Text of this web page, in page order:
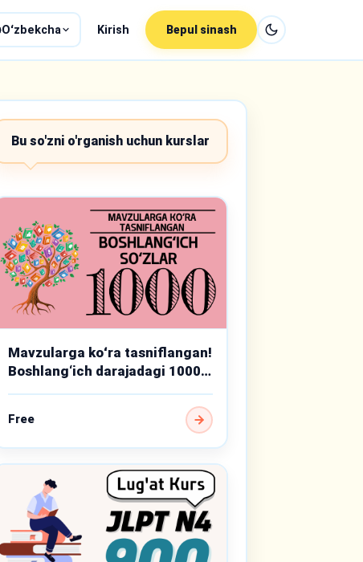
Oʻzbekcha Kirish Bepul sinash
Bu so'zni o'rganish uchun kurslar
Mavzularga koʻra tasniflangan!
Boshlang‘ich darajadagi 1000
muhim so‘z
Free